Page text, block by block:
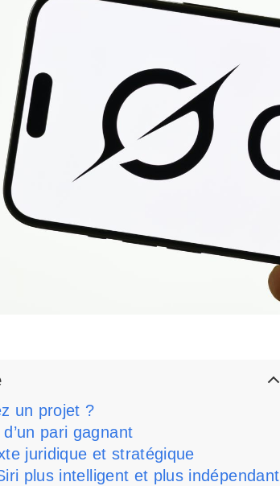
un projet ?
d’un pari gagnant
juridique et stratégique
plus intelligent et plus indépendant